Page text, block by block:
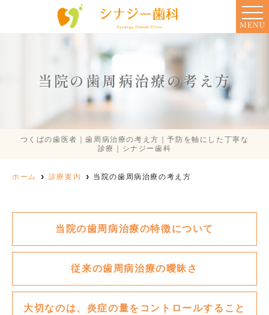
MENU
当院の歯周病治療の考え方
つくばの歯医者｜歯周病治療の考え方｜予防を軸にした丁寧な
診療｜シナジー歯科
ホーム 診療案内 当院の歯周病治療の考え方
当院の歯周病治療の特徴について
従来の歯周病治療の曖昧さ
大切なのは、炎症の量をコントロールすること